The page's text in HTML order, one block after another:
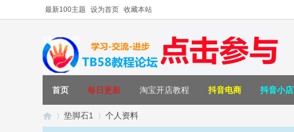
最新100主题 设为首页 收藏本站
首页 每日更新 淘宝开店教程 抖音电商 抖音小店
垫脚石1 个人资料